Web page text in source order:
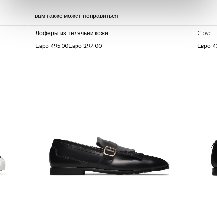
вам также может понравиться
Лоферы из телячьей кожи
Евро 495.00Евро 297.00
Glove
Евро